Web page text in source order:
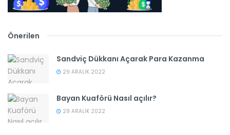
Önerilen
Sandviç Dükkanı Açarak Para Kazanma
29 ARALIK 2022
Bayan Kuaförü Nasıl açılır?
29 ARALIK 2022